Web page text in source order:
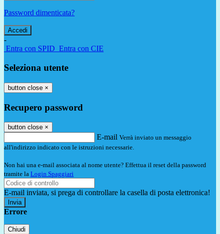
Password dimenticata?
-
Entra con SPID Entra con CIE
Seleziona utente
button close ×
Recupero password
button close ×
E-mail Verrà inviato un messaggio
all'indirizzo indicato con le istruzioni necessarie.
Non hai una e-mail associata al nome utente? Effettua il reset della password
tramite la Login Spaggiari
E-mail inviata, si prega di controllare la casella di posta elettronica!
Errore
Chiudi